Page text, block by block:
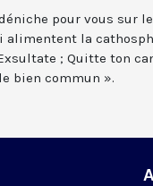
déniche pour vous sur
alimentent la
; Quitte ton
bien commun ».